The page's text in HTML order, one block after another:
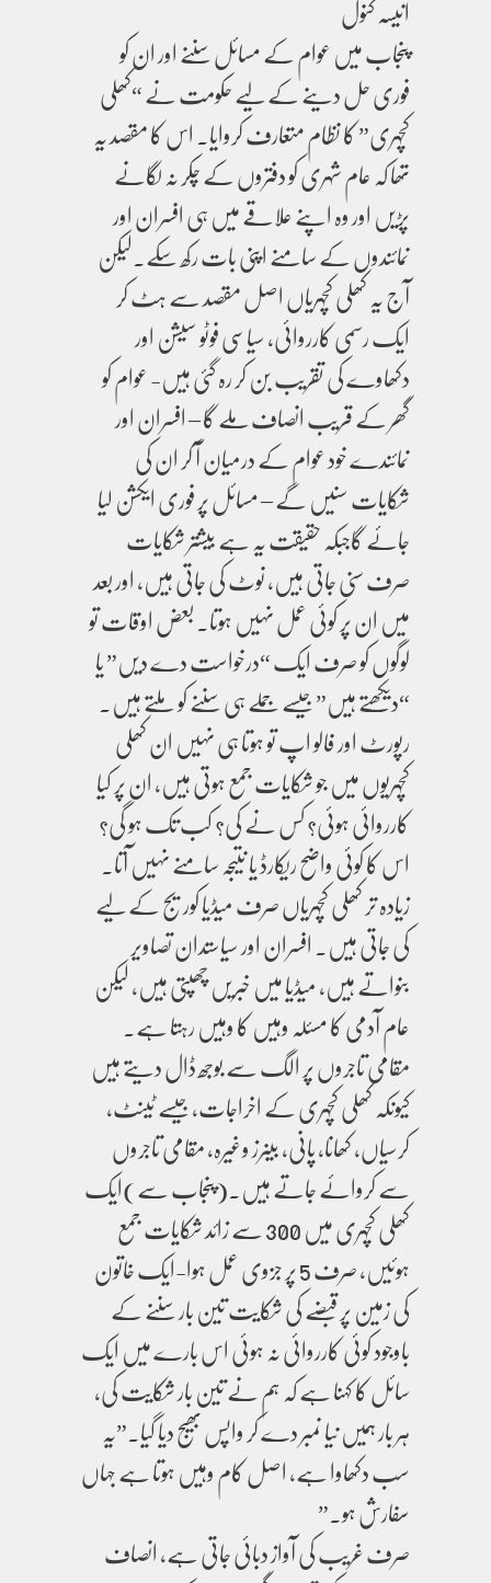
انیسہ کنول
پنجاب میں عوام کے مسائل سننے اور ان کو
فوری حل دینے کے لیے حکومت نے “کھلی
کچہری” کا نظام متعارف کروایا۔ اس کا مقصد یہ
تھا کہ عام شہری کو دفتروں کے چکر نہ لگانے
پڑیں اور وہ اپنے علاقے میں ہی افسران اور
نمائندوں کے سامنے اپنی بات رکھ سکے۔لیکن
آج یہ کھلی کچہریاں اصل مقصد سے ہٹ کر
ایک رسمی کارروائی، سیاسی فوٹو سیشن اور
دکھاوے کی تقریب بن کر رہ گئی ہیں- عوام کو
گھر کے قریب انصاف ملے گا – افسران اور
نمائندے خود عوام کے درمیان آ کر ان کی
شکایات سنیں گے – مسائل پر فوری ایکشن لیا
جائے گاجبکہ حقیقت یہ ہے بیشتر شکایات
صرف سنی جاتی ہیں، نوٹ کی جاتی ہیں، اور بعد
میں ان پر کوئی عمل نہیں ہوتا۔ بعض اوقات تو
لوگوں کو صرف ایک “درخواست دے دیں” یا
“دیکھتے ہیں” جیسے جملے ہی سننے کو ملتے ہیں۔
رپورٹ اور فالو اپ تو ہوتا ہی نہیں ان کھلی
کچہریوں میں جو شکایات جمع ہوتی ہیں، ان پر کیا
کارروائی ہوئی؟ کس نے کی؟ کب تک ہو گی؟
اس کا کوئی واضح ریکارڈ یا نتیجہ سامنے نہیں آتا۔
زیادہ تر کھلی کچہریاں صرف میڈیا کوریج کے لیے
کی جاتی ہیں۔ افسران اور سیاستدان تصاویر
بنواتے ہیں، میڈیا میں خبریں چھپتی ہیں، لیکن
عام آدمی کا مسئلہ وہیں کا وہیں رہتا ہے۔
مقامی تاجروں پر الگ سے بوجھ ڈال دیتے ہیں
کیونکہ کھلی کچہری کے اخراجات، جیسے ٹینٹ،
کرسیاں، کھانا، پانی، بینرز وغیرہ، مقامی تاجروں
سے کروائے جاتے ہیں۔(پنجاب سے)ایک
کھلی کچہری میں 300 سے زائد شکایات جمع
ہوئیں، صرف 5 پر جزوی عمل ہوا-ایک خاتون
کی زمین پر قبضے کی شکایت تین بار سننے کے
باوجود کوئی کارروائی نہ ہوئی اس بارے میں ایک
سائل کا کہنا ہے کہ ہم نے تین بار شکایت کی،
ہر بار ہمیں نیا نمبر دے کر واپس بھیج دیا گیا۔”یہ
سب دکھاوا ہے، اصل کام وہیں ہوتا ہے جہاں
سفارش ہو۔”
صرف غریب کی آواز دبائی جاتی ہے، انصاف